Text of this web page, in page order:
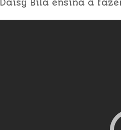
Daisy Bilá ensina a